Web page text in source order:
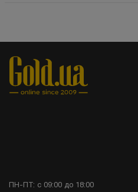
ПН-ПТ: с 09:00 до 18:00